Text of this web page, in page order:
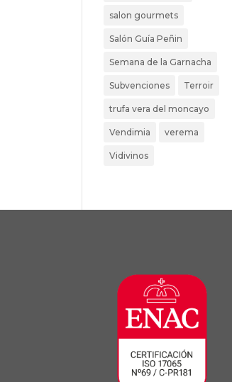
salon gourmets
Salón Guía Peñin
Semana de la Garnacha
Subvenciones Terroir
trufa vera del moncayo
Vendimia verema
Vidivinos